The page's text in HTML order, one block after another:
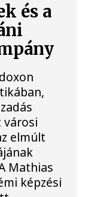
és a
városi
elmúlt
Mathias
képzési